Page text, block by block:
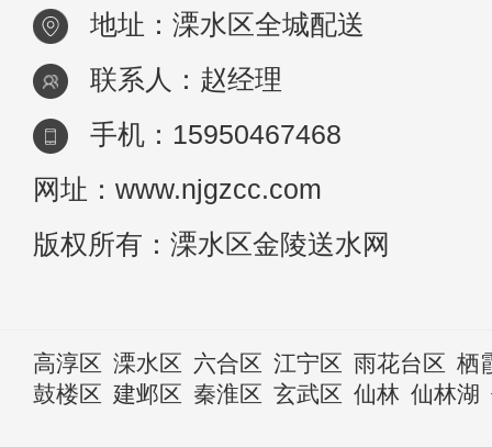
地址：溧水区全城配送
联系人：赵经理
手机：15950467468
网址：www.njgzcc.com
版权所有：溧水区金陵送水网
高淳区 溧水区 六合区 江宁区 雨花台区 栖
鼓楼区 建邺区 秦淮区 玄武区 仙林 仙林湖